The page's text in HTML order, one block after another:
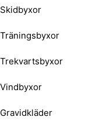
Skidbyxor
Träningsbyxor
Trekvartsbyxor
Vindbyxor
Gravidkläder